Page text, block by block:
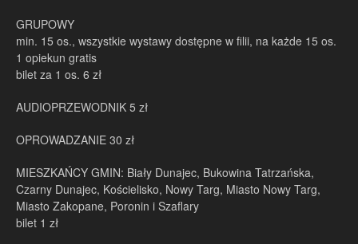
GRUPOWY
min. 15 os., wszystkie wystawy dostępne w filii, na każde 15 os.
1 opiekun gratis
bilet za 1 os. 6 zł
AUDIOPRZEWODNIK 5 zł
OPROWADZANIE 30 zł
MIESZKAŃCY GMIN: Biały Dunajec, Bukowina Tatrzańska,
Czarny Dunajec, Kościelisko, Nowy Targ, Miasto Nowy Targ,
Miasto Zakopane, Poronin i Szaflary
bilet 1 zł